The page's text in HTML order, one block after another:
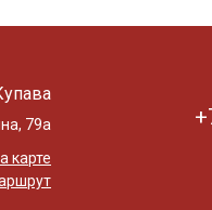
79а
карте